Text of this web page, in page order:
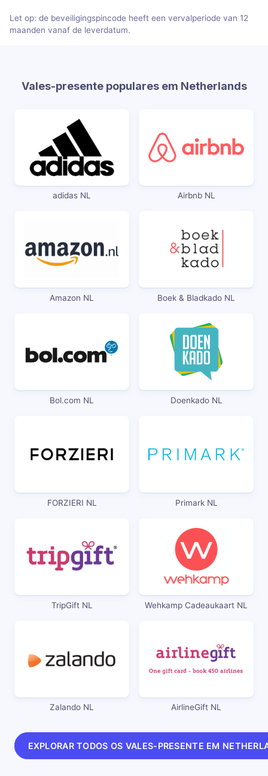
Let op: de beveiligingspincode heeft een vervalperiode van 12
maanden vanaf de leverdatum.
Vales-presente populares em Netherlands
adidas NL Airbnb NL
Amazon NL Boek & Bladkado NL
Bol.com NL Doenkado NL
FORZIERI NL Primark NL
TripGift NL Wehkamp Cadeaukaart NL
Zalando NL AirlineGift NL
EXPLORAR TODOS OS VALES-PRESENTE EM